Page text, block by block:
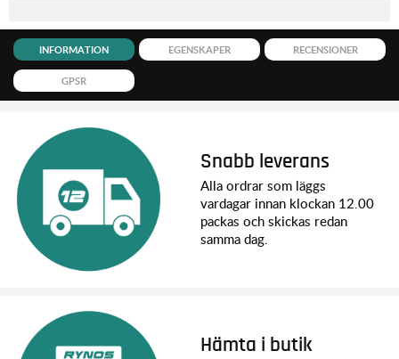
INFORMATION EGENSKAPER RECENSIONER
GPSR
Snabb leverans
Alla ordrar som läggs
vardagar innan klockan 12.00
packas och skickas redan
samma dag.
Hämta i butik